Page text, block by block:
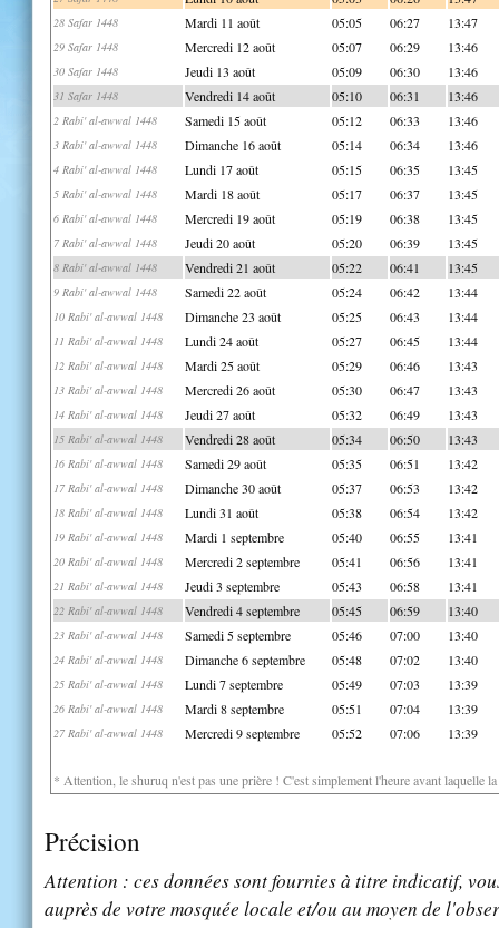
28 Safar 1448 Mardi 11 août 05:05 06:27 13:47
29 Safar 1448 Mercredi 12 août 05:07 06:29 13:46
30 Safar 1448 Jeudi 13 août 05:09 06:30 13:46
31 Safar 1448 Vendredi 14 août 05:10 06:31 13:46
2 Rabi' al-awwal 1448 Samedi 15 août 05:12 06:33 13:46
3 Rabi' al-awwal 1448 Dimanche 16 août 05:14 06:34 13:46
4 Rabi' al-awwal 1448 Lundi 17 août 05:15 06:35 13:45
5 Rabi' al-awwal 1448 Mardi 18 août 05:17 06:37 13:45
6 Rabi' al-awwal 1448 Mercredi 19 août 05:19 06:38 13:45
7 Rabi' al-awwal 1448 Jeudi 20 août 05:20 06:39 13:45
8 Rabi' al-awwal 1448 Vendredi 21 août 05:22 06:41 13:45
9 Rabi' al-awwal 1448 Samedi 22 août 05:24 06:42 13:44
10 Rabi' al-awwal 1448 Dimanche 23 août 05:25 06:43 13:44
11 Rabi' al-awwal 1448 Lundi 24 août 05:27 06:45 13:44
12 Rabi' al-awwal 1448 Mardi 25 août 05:29 06:46 13:43
13 Rabi' al-awwal 1448 Mercredi 26 août 05:30 06:47 13:43
14 Rabi' al-awwal 1448 Jeudi 27 août 05:32 06:49 13:43
15 Rabi' al-awwal 1448 Vendredi 28 août 05:34 06:50 13:43
16 Rabi' al-awwal 1448 Samedi 29 août 05:35 06:51 13:42
17 Rabi' al-awwal 1448 Dimanche 30 août 05:37 06:53 13:42
18 Rabi' al-awwal 1448 Lundi 31 août 05:38 06:54 13:42
19 Rabi' al-awwal 1448 Mardi 1 septembre 05:40 06:55 13:41
20 Rabi' al-awwal 1448 Mercredi 2 septembre 05:41 06:56 13:41
21 Rabi' al-awwal 1448 Jeudi 3 septembre 05:43 06:58 13:41
22 Rabi' al-awwal 1448 Vendredi 4 septembre 05:45 06:59 13:40
23 Rabi' al-awwal 1448 Samedi 5 septembre 05:46 07:00 13:40
24 Rabi' al-awwal 1448 Dimanche 6 septembre 05:48 07:02 13:40
25 Rabi' al-awwal 1448 Lundi 7 septembre 05:49 07:03 13:39
26 Rabi' al-awwal 1448 Mardi 8 septembre 05:51 07:04 13:39
27 Rabi' al-awwal 1448 Mercredi 9 septembre 05:52 07:06 13:39
* Attention, le shuruq n'est pas une prière ! C'est simplement l'heure avant laquelle
Précision
Attention : ces données sont fournies à titre indicatif,
auprès de votre mosquée locale et/ou au moyen de